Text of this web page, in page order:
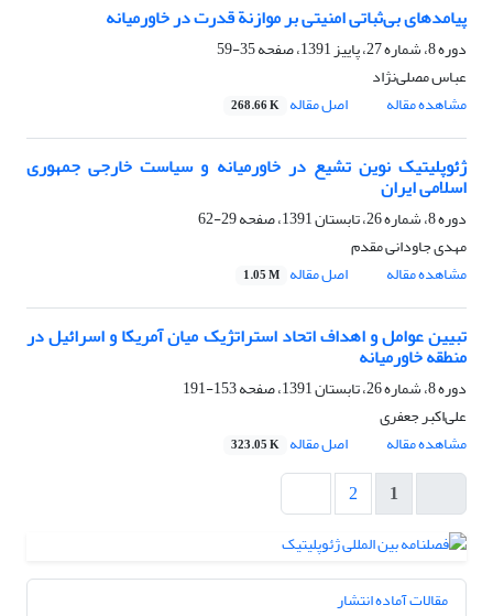
پیامدهای بی‌ثباتی امنیتی بر موازنة قدرت در خاورمیانه
دوره 8، شماره 27، پاییز 1391، صفحه
35-59
عباس مصلی‌نژاد
مشاهده مقاله
اصل مقاله 268.66 K
ژئوپلیتیک نوین تشیع در خاورمیانه و سیاست خارجی جمهوری
اسلامی ایران
دوره 8، شماره 26، تابستان 1391، صفحه
29-62
مهدی جاودانی مقدم
مشاهده مقاله
اصل مقاله 1.05 M
تبیین عوامل و اهداف اتحاد استراتژیک میان آمریکا و اسرائیل در
منطقه خاورمیانه
دوره 8، شماره 26، تابستان 1391، صفحه
153-191
علی‌اکبر جعفری
مشاهده مقاله
اصل مقاله 323.05 K
1
2
مقالات آماده انتشار